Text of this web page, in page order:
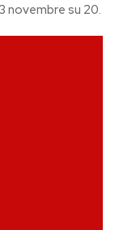
novembre su 20.